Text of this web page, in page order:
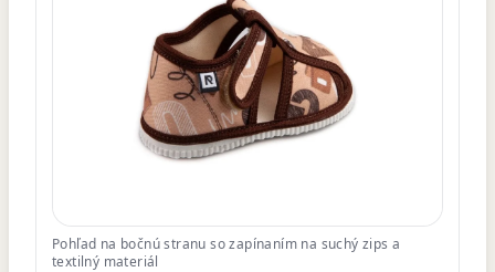
Pohľad na bočnú stranu so zapínaním na suchý zips a
textilný materiál